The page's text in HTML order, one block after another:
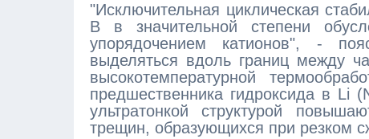
"Исключительная циклическая
В в значительной степени
упорядочением катионов", -
выделяться вдоль границ между
высокотемпературной
предшественника гидроксида в Li
ультратонкой структурой
трещин, образующихся при резком